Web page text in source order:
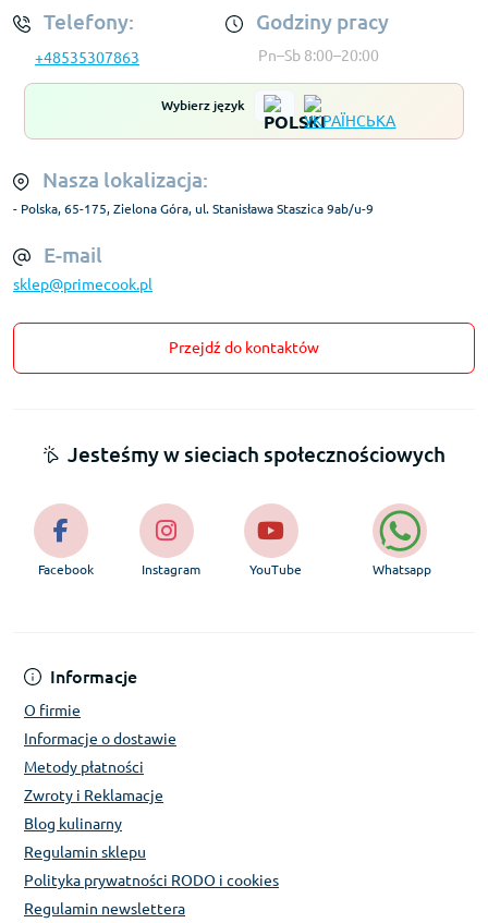
Telefony:
+48535307863
Godziny pracy
Pn–Sb 8:00–20:00
Wybierz język
Nasza lokalizacja:
- Polska, 65-175, Zielona Góra, ul. Stanisława Staszica 9ab/u-9
E-mail
sklep@primecook.pl
Przejdź do kontaktów
Informacje
O firmie
Informacje o dostawie
Metody płatności
Zwroty i Reklamacje
Blog kulinarny
Regulamin sklepu
Polityka prywatności RODO i cookies
Regulamin newslettera
Jesteśmy w sieciach społecznościowych
Facebook Instagram YouTube Whatsapp